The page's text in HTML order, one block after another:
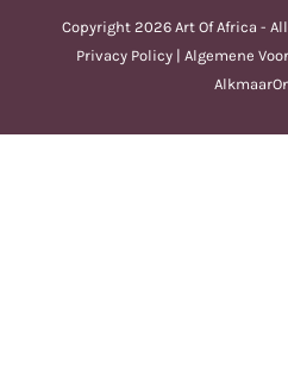
Copyright 2026 Art Of Africa -
Privacy Policy | Algemene